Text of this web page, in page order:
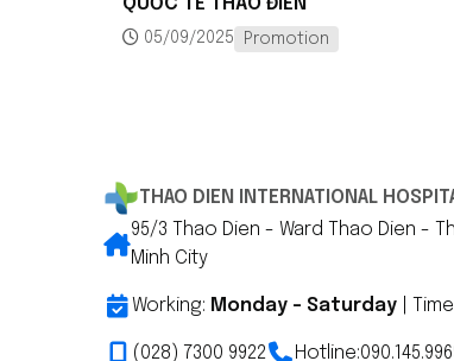
05/09/2025 Promotion
THAO DIEN INTERNATIONAL
95/3 Thao Dien - Ward Thao Dien -
Minh City
Working: Monday - Saturday |
(028) 7300 9922 Hotline: